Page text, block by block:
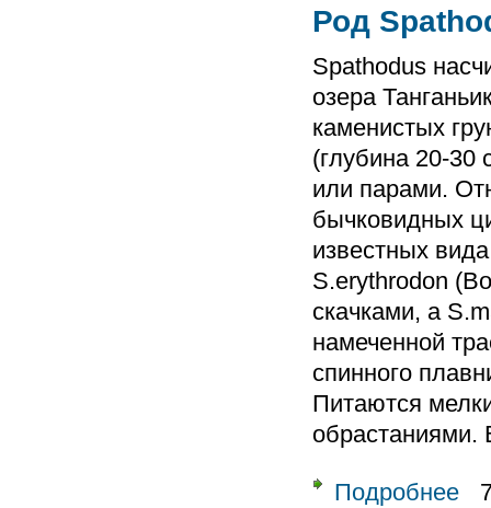
Род
Spathodus
озера
каменистых
(глубина 20-30
или парами.
бычковидных
известных
S.erythrodon
скачками, а
намеченной
спинного
Питаются
обрастаниями.
Подробнеео